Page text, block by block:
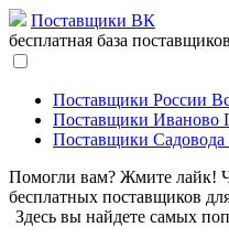
Поставщики ВК
бесплатная база поставщиков
Поставщики России
Поставщики Иваново
Поставщики Садовода
Помогли вам? Жмите лайк!
бесплатных поставщиков
Здесь вы найдете самых